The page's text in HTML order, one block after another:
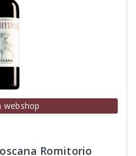
webshop
Romitorio